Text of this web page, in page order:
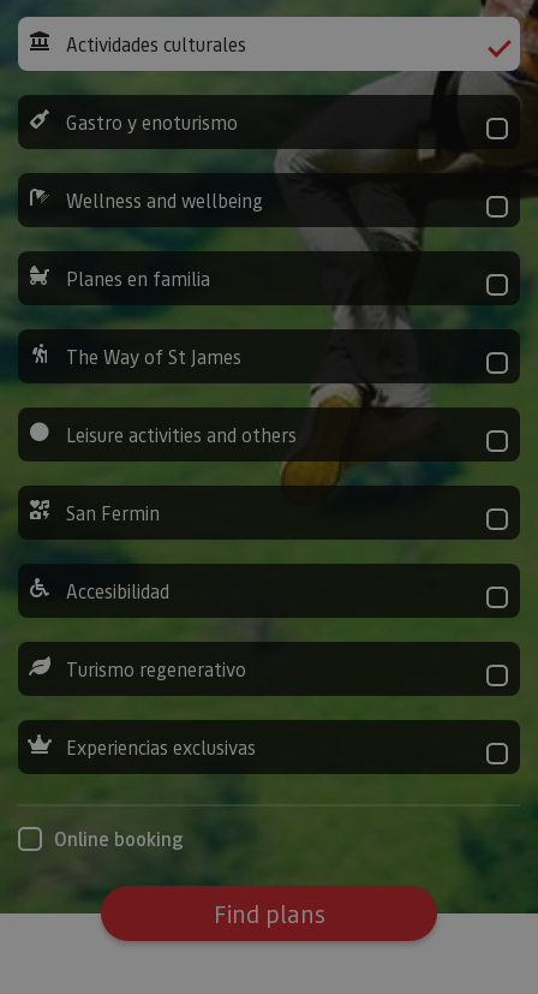
Actividades culturales
Gastro y enoturismo
Wellness and wellbeing
Planes en familia
The Way of St James
Leisure activities and others
San Fermin
Accesibilidad
Turismo regenerativo
Experiencias exclusivas
Online booking
Find plans